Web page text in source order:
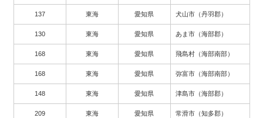
137 東海 愛知県 犬山市（丹羽郡）
130 東海 愛知県 あま市（海部郡）
168 東海 愛知県 飛島村（海部南部）
168 東海 愛知県 弥富市（海部南部）
148 東海 愛知県 津島市（海部郡）
209 東海 愛知県 常滑市（知多郡）